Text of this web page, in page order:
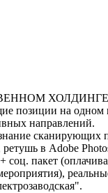
ХОЛДИНГЕ
позиции на
направлений.
сканирующих
в Adobe
соц. пакет